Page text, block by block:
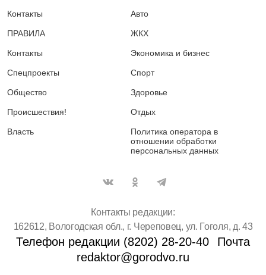
Контакты
ПРАВИЛА
Контакты
Спецпроекты
Общество
Происшествия!
Власть
Авто
ЖКХ
Экономика и бизнес
Спорт
Здоровье
Отдых
Политика оператора в
отношении обработки
персональных данных
Контакты редакции:
162612, Вологодская обл., г. Череповец, ул. Гоголя, д. 43
Телефон редакции (8202) 28-20-40
Почта
redaktor@gorodvo.ru